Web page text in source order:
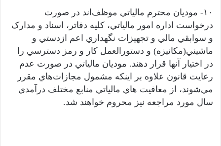
۱۰- موديان محترم مالياتي موظف‌اند در صورت
درخواست اداره امور مالياتي، کليه دفاتر، اسناد و مدارک
و سوابقي مالي و تجهيزات نگهداري اعم ازدستي و
ماشيني(مکانيزه) و دستورالعمل کار و رمز دسترسي را
در اختيار آنها قرار دهند. موديان مالياتي در صورت عدم
رعايت قانون علاوه بر اينکه مشمول مجازات‌هاي مقرر
مي‌شوند، از معافيت هاي مالياتي منابع مختلف درآمدي
سال مورد مراجعه نيز محروم خواهند شد.